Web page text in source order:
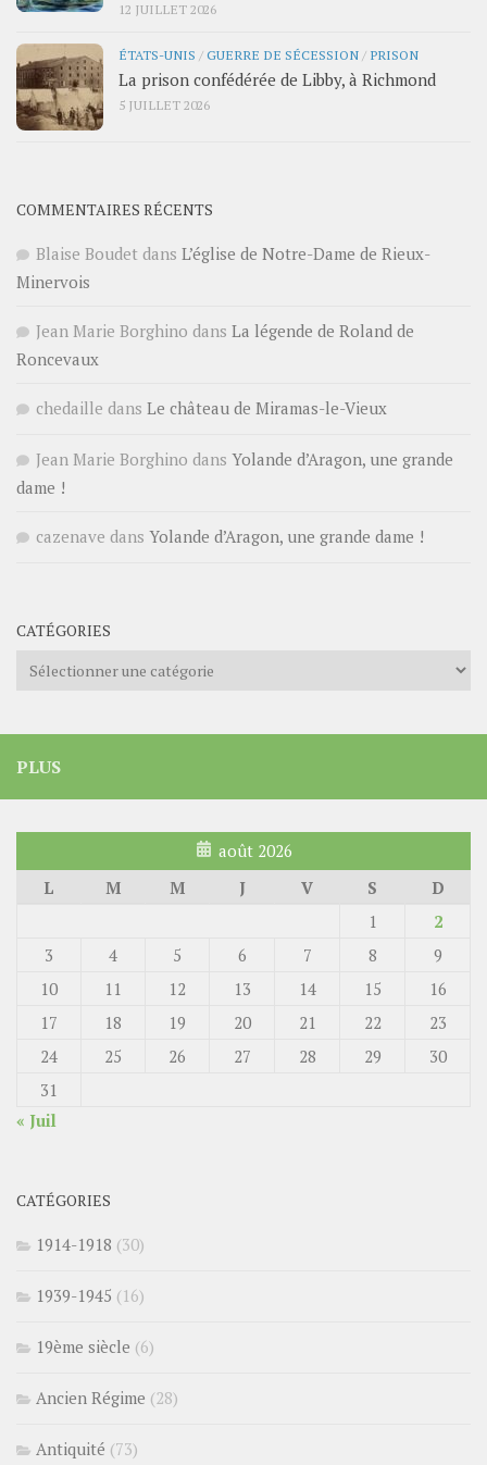
12 JUILLET 2026
ÉTATS-UNIS /GUERRE DE SÉCESSION / PRISON
La prison confédérée de Libby, à Richmond
5 JUILLET 2026
COMMENTAIRES RÉCENTS
Blaise Boudet dans L’église de Notre-Dame de Rieux-
Minervois
Jean Marie Borghino dans La légende de Roland de
Roncevaux
chedaille dans Le château de Miramas-le-Vieux
Jean Marie Borghino dans Yolande d’Aragon, une grande
dame !
cazenave dans Yolande d’Aragon, une grande dame !
CATÉGORIES
Catégories
PLUS
août 2026
L
M M J V S
D
1
2
3
4 5 6 7 8
9
10
11 12 13 14 15
16
17
18 19 20 21 22
23
24
25 26 27 28 29
30
31
« Juil
CATÉGORIES
1914-1918 (30)
1939-1945 (16)
19ème siècle (6)
Ancien Régime (28)
Antiquité (73)